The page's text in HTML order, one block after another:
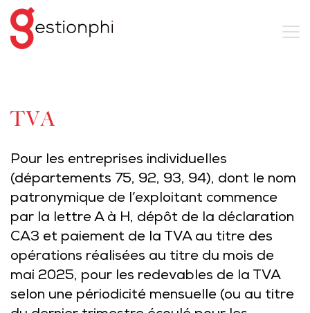
TVA
Pour les entreprises individuelles
(départements 75, 92, 93, 94), dont le nom
patronymique de l’exploitant commence
par la lettre A à H, dépôt de la déclaration
CA3 et paiement de la TVA au titre des
opérations réalisées au titre du mois de
mai 2025, pour les redevables de la TVA
selon une périodicité mensuelle (ou au titre